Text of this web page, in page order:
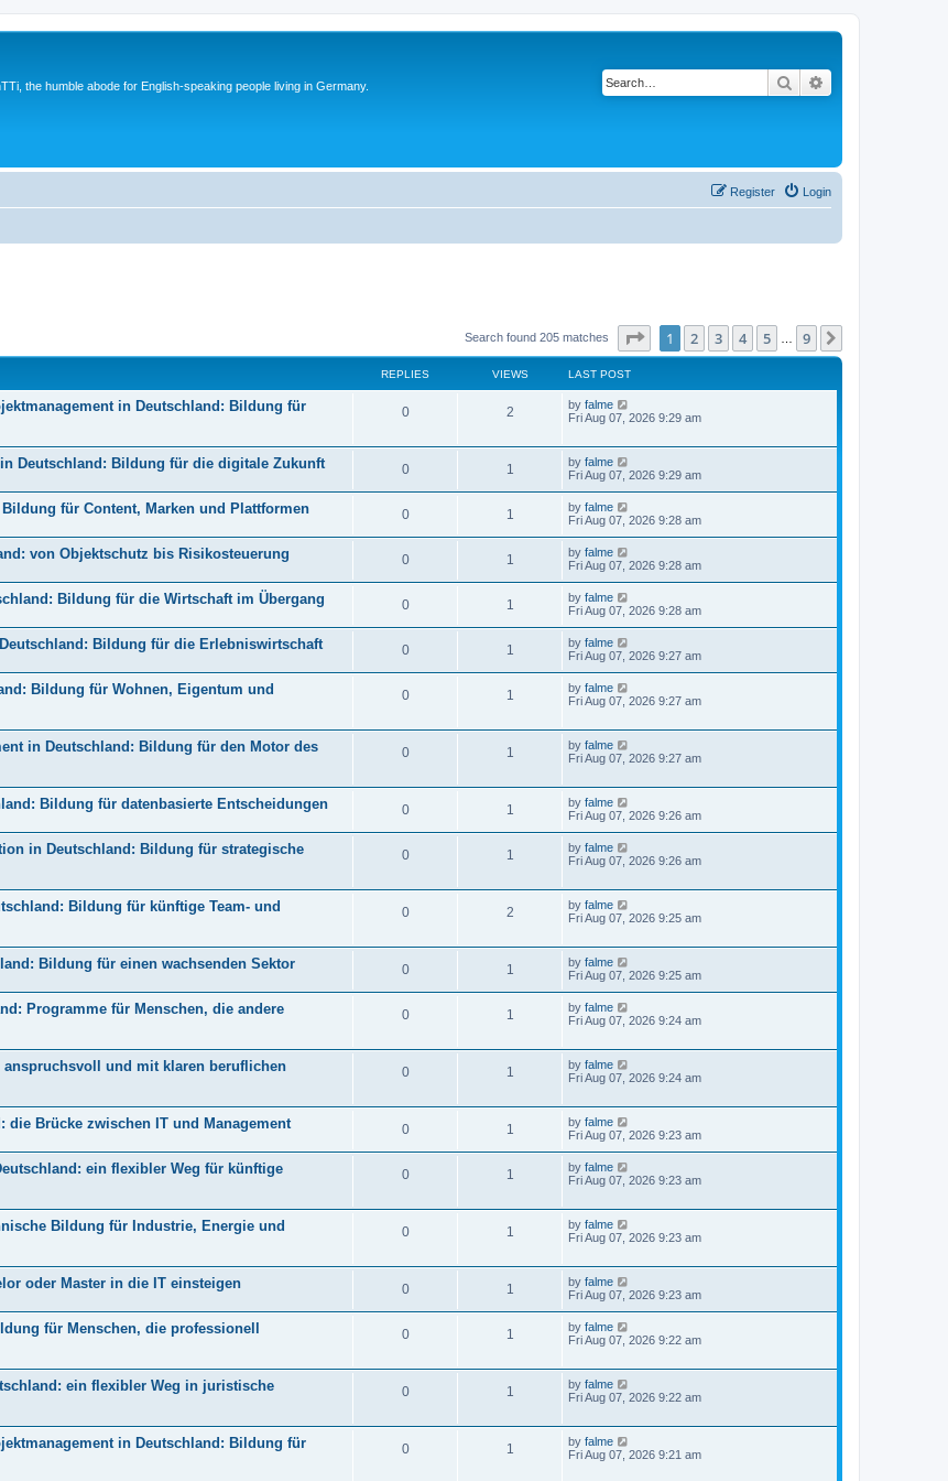
the humble abode for English-speaking people living in Germany. Search
Login
Register
Search found 205 matches Page of 9
1 2 3 4 5 9
REPLIES VIEWS LAST POST
in Deutschland: Bildung für
0 2 by falme
Fri Aug 07, 2026 9:29 am
Deutschland: Bildung für die digitale Zukunft 0 1 by falme
Fri Aug 07, 2026 9:29 am
für Content, Marken und Plattformen 0 1 by falme
Fri Aug 07, 2026 9:28 am
von Objektschutz bis Risikosteuerung 0 1 by falme
Fri Aug 07, 2026 9:28 am
Bildung für die Wirtschaft im Übergang 0 1 by falme
Fri Aug 07, 2026 9:28 am
Bildung für die Erlebniswirtschaft 0 1 by falme
Fri Aug 07, 2026 9:27 am
Bildung für Wohnen, Eigentum und
0 1 by falme
Fri Aug 07, 2026 9:27 am
in Deutschland: Bildung für den Motor des
0 1 by falme
Fri Aug 07, 2026 9:27 am
Bildung für datenbasierte Entscheidungen 0 1 by falme
Fri Aug 07, 2026 9:26 am
in Deutschland: Bildung für strategische
0 1 by falme
Fri Aug 07, 2026 9:26 am
Bildung für künftige Team- und
0 2 by falme
Fri Aug 07, 2026 9:25 am
Bildung für einen wachsenden Sektor 0 1 by falme
Fri Aug 07, 2026 9:25 am
Programme für Menschen, die andere
0 1 by falme
Fri Aug 07, 2026 9:24 am
und mit klaren beruflichen
0 1 by falme
Fri Aug 07, 2026 9:24 am
Brücke zwischen IT und Management 0 1 by falme
Fri Aug 07, 2026 9:23 am
ein flexibler Weg für künftige
0 1 by falme
Fri Aug 07, 2026 9:23 am
Bildung für Industrie, Energie und
0 1 by falme
Fri Aug 07, 2026 9:23 am
oder Master in die IT einsteigen 0 1 by falme
Fri Aug 07, 2026 9:23 am
für Menschen, die professionell
0 1 by falme
Fri Aug 07, 2026 9:22 am
ein flexibler Weg in juristische
0 1 by falme
Fri Aug 07, 2026 9:22 am
in Deutschland: Bildung für
0 1 by falme
Fri Aug 07, 2026 9:21 am